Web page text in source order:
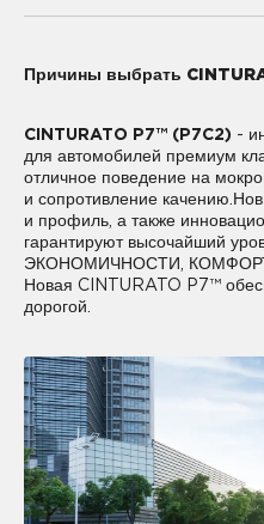
Причины выбрать
CINTURATO P7™ (P7C2) -
для автомобилей премиум
отличное поведение на
и сопротивление
и профиль, а также
гарантируют высочайший
ЭКОНОМИЧНОСТИ,
Новая CINTURATO P7™
дорогой.